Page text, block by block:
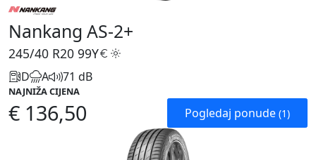
Nankang AS-2+
245/40 R20 99Y
D A 71 dB
NAJNIŽA CIJENA
€ 136,50 Pogledaj ponude (1)